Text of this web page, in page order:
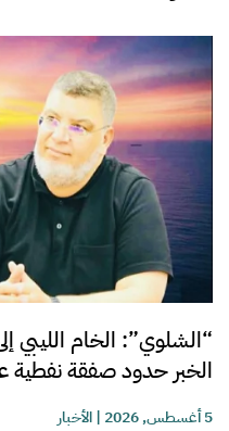
“الشلوي”: الخام الليبي
الخبر حدود صفقة نفطية
5 أغسطس, 2026 |الأخبار